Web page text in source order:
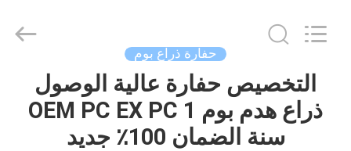
المنزل
المنتجات
حفارة ذراع بوم
التخصيص حفارة عالية الوصول
ذراع هدم بوم OEM PC EX PC 1
سنة الضمان 100٪ جديد